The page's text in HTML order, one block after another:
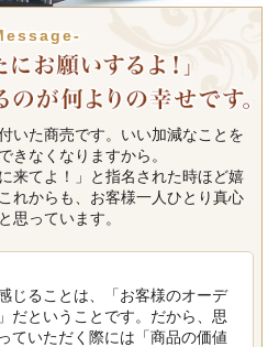
いた商売です。いい加減なことを
きなくなりますから。
来てよ！」と指名された時ほど嬉
れからも、お客様一人ひとり真心
思っています。
じることは、「お客様のオーデ
だということです。だから、思
ていただく際には「商品の価値